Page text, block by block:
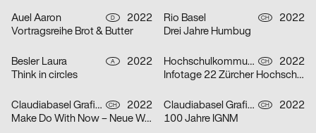
Auel Aaron D
2022
Vortragsreihe Brot & Butter
Rio Basel CH
2022
Drei Jahre Humbug
Besler Laura A
2022
Think in circles
Hochschulkommunikation Marketing ZHdK CH
2022
Infotage 22 Zürcher Hochschule der Künste
Claudiabasel Grafik & Interaktion CH
2022
Make Do With Now – Neue Wege in der Japanischen Architektur
Claudiabasel Grafik & Interaktion CH
2022
100 Jahre IGNM